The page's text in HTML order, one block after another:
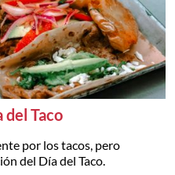
del Taco
por los tacos, pero
del Día del Taco.